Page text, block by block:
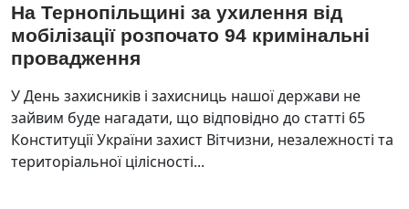
На Тернопільщині за ухилення від
мобілізації розпочато 94 кримінальні
провадження
У День захисників і захисниць нашої держави не
зайвим буде нагадати, що відповідно до статті 65
Конституції України захист Вітчизни, незалежності та
територіальної цілісності...